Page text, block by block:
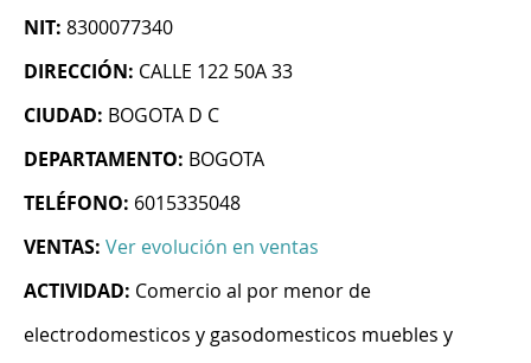
NIT: 8300077340
DIRECCIÓN: CALLE 122 50A 33
CIUDAD: BOGOTA D C
DEPARTAMENTO: BOGOTA
TELÉFONO: 6015335048
VENTAS: Ver evolución en ventas
ACTIVIDAD: Comercio al por menor de
electrodomesticos y gasodomesticos muebles y